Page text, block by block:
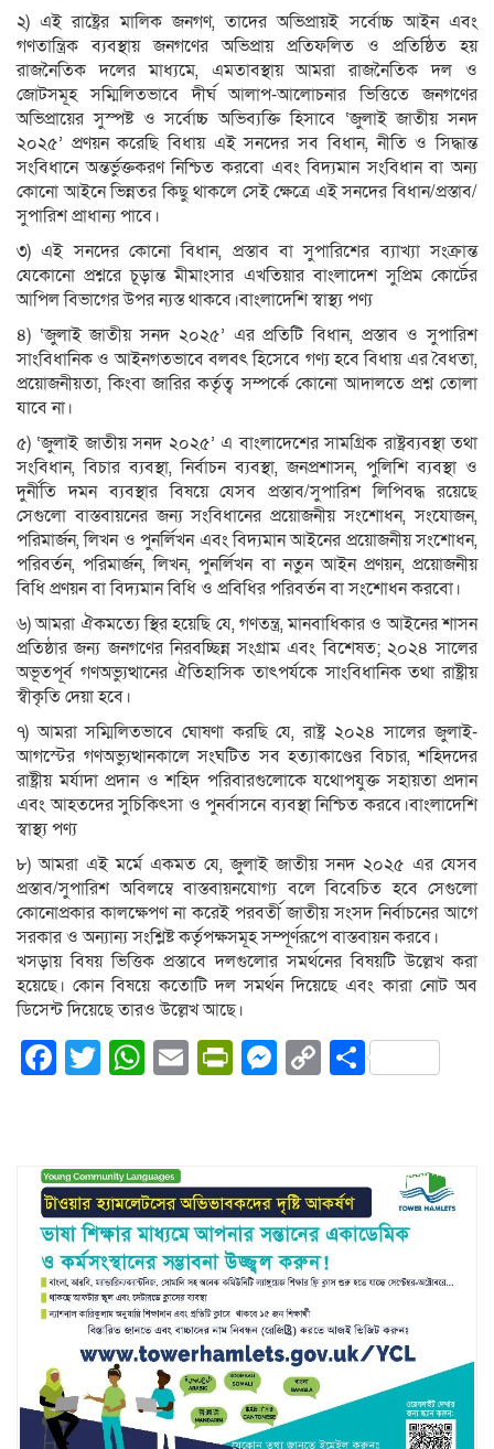
২) এই রাষ্ট্রের মালিক জনগণ, তাদের অভিপ্রায়ই সর্বোচ্চ আইন এবং
গণতান্ত্রিক ব্যবস্থায় জনগণের অভিপ্রায় প্রতিফলিত ও প্রতিষ্ঠিত হয়
রাজনৈতিক দলের মাধ্যমে, এমতাবস্থায় আমরা রাজনৈতিক দল ও
জোটসমূহ সম্মিলিতভাবে দীর্ঘ আলাপ-আলোচনার ভিত্তিতে জনগণের
অভিপ্রায়ের সুস্পষ্ট ও সর্বোচ্চ অভিব্যক্তি হিসাবে ‘জুলাই জাতীয় সনদ
২০২৫’ প্রণয়ন করেছি বিধায় এই সনদের সব বিধান, নীতি ও সিদ্ধান্ত
সংবিধানে অন্তর্ভুক্তকরণ নিশ্চিত করবো এবং বিদ্যমান সংবিধান বা অন্য
কোনো আইনে ভিন্নতর কিছু থাকলে সেই ক্ষেত্রে এই সনদের বিধান/প্রস্তাব/
সুপারিশ প্রাধান্য পাবে।
৩) এই সনদের কোনো বিধান, প্রস্তাব বা সুপারিশের ব্যাখ্যা সংক্রান্ত
যেকোনো প্রশ্নরে চূড়ান্ত মীমাংসার এখতিয়ার বাংলাদেশ সুপ্রিম কোর্টের
আপিল বিভাগের উপর ন্যস্ত থাকবে।বাংলাদেশি স্বাস্থ্য পণ্য
৪) ‘জুলাই জাতীয় সনদ ২০২৫’ এর প্রতিটি বিধান, প্রস্তাব ও সুপারিশ
সাংবিধানিক ও আইনগতভাবে বলবৎ হিসেবে গণ্য হবে বিধায় এর বৈধতা,
প্রয়োজনীয়তা, কিংবা জারির কর্তৃত্ব সম্পর্কে কোনো আদালতে প্রশ্ন তোলা
যাবে না।
৫) ‘জুলাই জাতীয় সনদ ২০২৫’ এ বাংলাদেশের সামগ্রিক রাষ্ট্রব্যবস্থা তথা
সংবিধান, বিচার ব্যবস্থা, নির্বাচন ব্যবস্থা, জনপ্রশাসন, পুলিশি ব্যবস্থা ও
দুর্নীতি দমন ব্যবস্থার বিষয়ে যেসব প্রস্তাব/সুপারিশ লিপিবদ্ধ রয়েছে
সেগুলো বাস্তবায়নের জন্য সংবিধানের প্রয়োজনীয় সংশোধন, সংযোজন,
পরিমার্জন, লিখন ও পুনর্লিখন এবং বিদ্যমান আইনের প্রয়োজনীয় সংশোধন,
পরিবর্তন, পরিমার্জন, লিখন, পুনর্লিখন বা নতুন আইন প্রণয়ন, প্রয়োজনীয়
বিধি প্রণয়ন বা বিদ্যমান বিধি ও প্রবিধির পরিবর্তন বা সংশোধন করবো।
৬) আমরা ঐকমত্যে স্থির হয়েছি যে, গণতন্ত্র, মানবাধিকার ও আইনের শাসন
প্রতিষ্ঠার জন্য জনগণের নিরবচ্ছিন্ন সংগ্রাম এবং বিশেষত; ২০২৪ সালের
অভূতপূর্ব গণঅভ্যুত্থানের ঐতিহাসিক তাৎপর্যকে সাংবিধানিক তথা রাষ্ট্রীয়
স্বীকৃতি দেয়া হবে।
৭) আমরা সম্মিলিতভাবে ঘোষণা করছি যে, রাষ্ট্র ২০২৪ সালের জুলাই-
আগস্টের গণঅভ্যুত্থানকালে সংঘটিত সব হত্যাকাণ্ডের বিচার, শহিদদের
রাষ্ট্রীয় মর্যাদা প্রদান ও শহিদ পরিবারগুলোকে যথোপযুক্ত সহায়তা প্রদান
এবং আহতদের সুচিকিৎসা ও পুনর্বাসনে ব্যবস্থা নিশ্চিত করবে।বাংলাদেশি
স্বাস্থ্য পণ্য
৮) আমরা এই মর্মে একমত যে, জুলাই জাতীয় সনদ ২০২৫ এর যেসব
প্রস্তাব/সুপারিশ অবিলম্বে বাস্তবায়নযোগ্য বলে বিবেচিত হবে সেগুলো
কোনোপ্রকার কালক্ষেপণ না করেই পরবর্তী জাতীয় সংসদ নির্বাচনের আগে
সরকার ও অন্যান্য সংশ্লিষ্ট কর্তৃপক্ষসমূহ সম্পূর্ণরূপে বাস্তবায়ন করবে।
খসড়ায় বিষয় ভিত্তিক প্রস্তাবে দলগুলোর সমর্থনের বিষয়টি উল্লেখ করা
হয়েছে। কোন বিষয়ে কতোটি দল সমর্থন দিয়েছে এবং কারা নোট অব
ডিসেন্ট দিয়েছে তারও উল্লেখ আছে।
Facebook
Twitter
WhatsApp
EmailPrintFriendly
Messenger
CopyShare